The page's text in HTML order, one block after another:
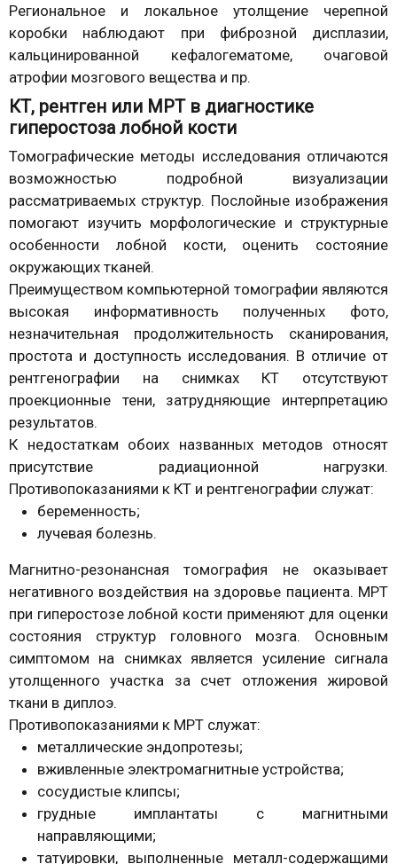
Региональное и локальное утолщение черепной
коробки наблюдают при фиброзной дисплазии,
кальцинированной кефалогематоме, очаговой
атрофии мозгового вещества и пр.
КТ, рентген или МРТ в диагностике
гиперостоза лобной кости
Томографические методы исследования отличаются
возможностью подробной визуализации
рассматриваемых структур. Послойные изображения
помогают изучить морфологические и структурные
особенности лобной кости, оценить состояние
окружающих тканей.
Преимуществом компьютерной томографии являются
высокая информативность полученных фото,
незначительная продолжительность сканирования,
простота и доступность исследования. В отличие от
рентгенографии на снимках КТ отсутствуют
проекционные тени, затрудняющие интерпретацию
результатов.
К недостаткам обоих названных методов относят
присутствие радиационной нагрузки.
Противопоказаниями к КТ и рентгенографии служат:
беременность;
лучевая болезнь.
Магнитно-резонансная томография не оказывает
негативного воздействия на здоровье пациента. МРТ
при гиперостозе лобной кости применяют для оценки
состояния структур головного мозга. Основным
симптомом на снимках является усиление сигнала
утолщенного участка за счет отложения жировой
ткани в диплоэ.
Противопоказаниями к МРТ служат:
металлические эндопротезы;
вживленные электромагнитные устройства;
сосудистые клипсы;
грудные имплантаты с магнитными
направляющими;
татуировки, выполненные металл-содержащими